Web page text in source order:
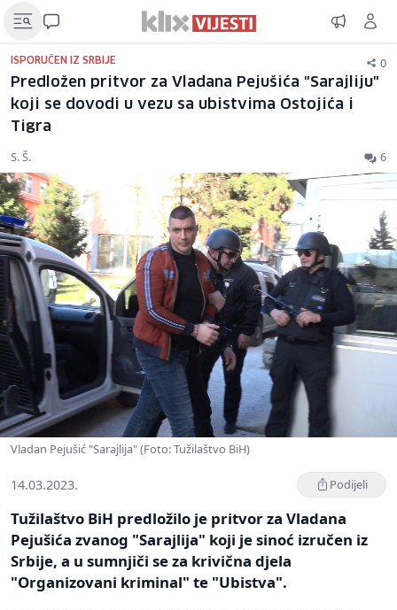
ISPORUČEN IZ SRBIJE 0
Predložen pritvor za Vladana Pejušića "Sarajliju"
koji se dovodi u vezu sa ubistvima Ostojića i
Tigra
S. Š. 6
Vladan Pejušić "Sarajlija" (Foto: Tužilaštvo BiH)
14.03.2023. Podijeli
Tužilaštvo BiH predložilo je pritvor za Vladana
Pejušića zvanog "Sarajlija" koji je sinoć izručen iz
Srbije, a u sumnjiči se za krivična djela
"Organizovani kriminal" te "Ubistva".